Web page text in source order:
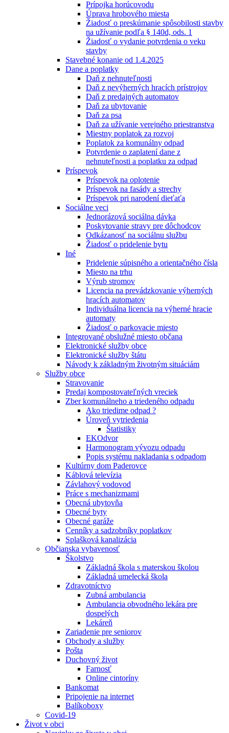
Prípojka horúcovodu
Úprava hrobového miesta
Žiadosť o preskúmanie spôsobilosti stavby
na užívanie podľa § 140d, ods. 1
Žiadosť o vydanie potvrdenia o veku
stavby
Stavebné konanie od 1.4.2025
Dane a poplatky
Daň z nehnuteľnosti
Daň z nevýherných hracích prístrojov
Daň z predajných automatov
Daň za ubytovanie
Daň za psa
Daň za užívanie verejného priestranstva
Miestny poplatok za rozvoj
Poplatok za komunálny odpad
Potvrdenie o zaplatení dane z
nehnuteľnosti a poplatku za odpad
Príspevok
Príspevok na oplotenie
Príspevok na fasády a strechy
Príspevok pri narodení dieťaťa
Sociálne veci
Jednorázová sociálna dávka
Poskytovanie stravy pre dôchodcov
Odkázanosť na sociálnu službu
Žiadosť o pridelenie bytu
Iné
Pridelenie súpisného a orientačného čísla
Miesto na trhu
Výrub stromov
Licencia na prevádzkovanie výherných
hracích automatov
Individuálna licencia na výherné hracie
automaty
Žiadosť o parkovacie miesto
Integrované obslužné miesto občana
Elektronické služby obce
Elektronické služby štátu
Návody k základným životným situáciám
Služby obce
Stravovanie
Predaj kompostovateľných vreciek
Zber komunálneho a triedeného odpadu
Ako triedime odpad ?
Úroveň vytriedenia
Štatistiky
EKOdvor
Harmonogram vývozu odpadu
Popis systému nakladania s odpadom
Kultúrny dom Paderovce
Káblová televízia
Závlahový vodovod
Práce s mechanizmami
Obecná ubytovňa
Obecné byty
Obecné garáže
Cenníky a sadzobníky poplatkov
Splašková kanalizácia
Občianska vybavenosť
Školstvo
Základná škola s materskou školou
Základná umelecká škola
Zdravotníctvo
Zubná ambulancia
Ambulancia obvodného lekára pre
dospelých
Lekáreň
Zariadenie pre seniorov
Obchody a služby
Pošta
Duchovný život
Farnosť
Online cintoríny
Bankomat
Pripojenie na internet
Balíkoboxy
Covid-19
Život v obci